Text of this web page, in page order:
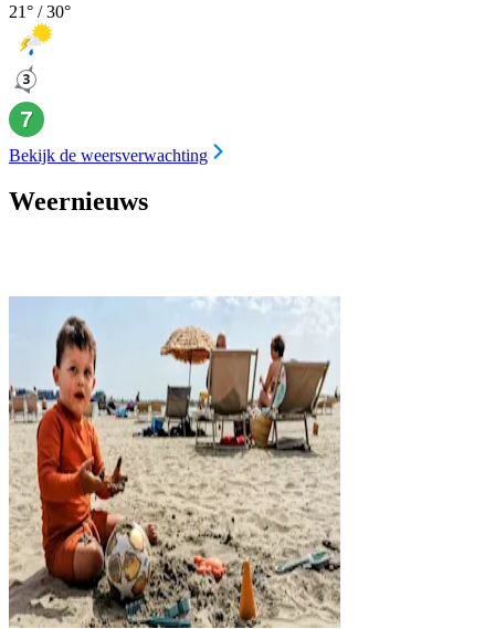
21° /30°
Bekijk de weersverwachting
Weernieuws